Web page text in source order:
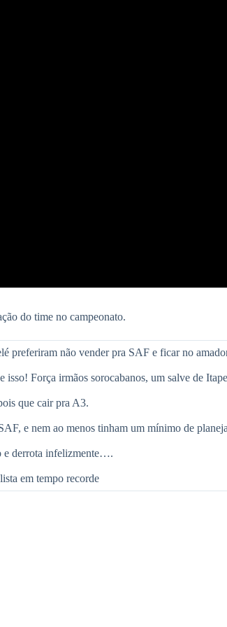
do time no campeonato.
preferiram não vender pra SAF e ficar no
Força irmãos sorocabanos, um salve de
que cair pra A3.
e nem ao menos tinham um mínimo de
e derrota infelizmente….
em tempo recorde